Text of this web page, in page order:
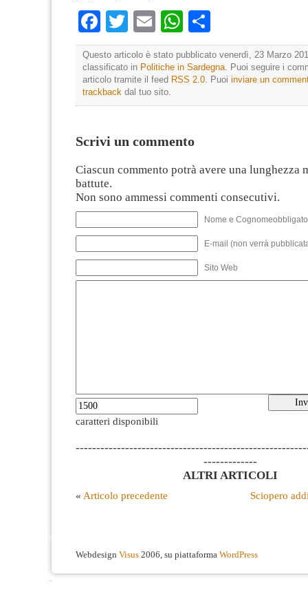
Facebook
TwitterEmailWhatsApp
Questo articolo è stato pubblicato venerdì, 23 Marzo
classificato in Politiche in Sardegna. Puoi seguire i
articolo tramite il feed RSS 2.0. Puoi inviare un
trackback dal tuo sito.
Scrivi un commento
Ciascun commento potrà avere una lunghezza
battute.
Non sono ammessi commenti consecutivi.
Nome e
E-mail (non verrà
Sito Web
caratteri disponibili
-------------
ALTRI ARTICOLI
« Articolo precedente Sciopero
Webdesign Visus 2006, su piattaforma WordPress